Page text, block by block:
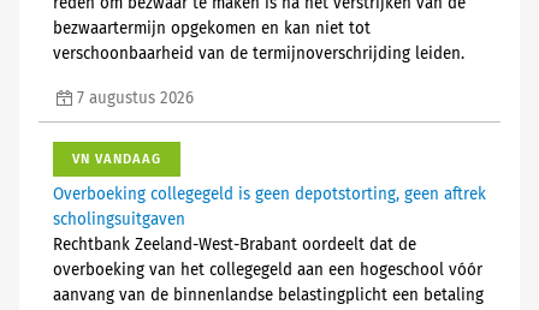
bezwaartermijn opgekomen en kan niet tot
verschoonbaarheid van de termijnoverschrijding leiden.
7 augustus 2026
VN VANDAAG
Overboeking collegegeld is geen depotstorting, geen aftrek
scholingsuitgaven
Rechtbank Zeeland-West-Brabant oordeelt dat de
overboeking van het collegegeld aan een hogeschool vóór
aanvang van de binnenlandse belastingplicht een betaling